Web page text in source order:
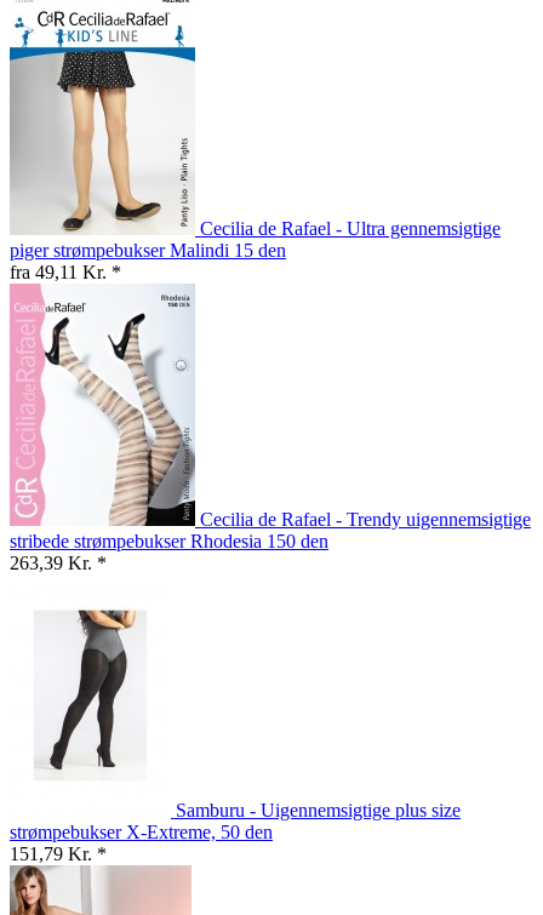
Cecilia de Rafael - Ultra gennemsigtige
piger strømpebukser Malindi 15 den
fra 49,11 Kr. *
Cecilia de Rafael - Trendy uigennemsigtige
stribede strømpebukser Rhodesia 150 den
263,39 Kr. *
Samburu - Uigennemsigtige plus size
strømpebukser X-Extreme, 50 den
151,79 Kr. *